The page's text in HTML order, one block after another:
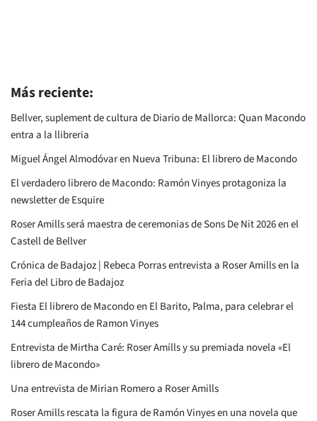
Más reciente:
Bellver, suplement de cultura de Diario de Mallorca: Quan Macondo
entra a la llibreria
Miguel Ángel Almodóvar en Nueva Tribuna: El librero de Macondo
El verdadero librero de Macondo: Ramón Vinyes protagoniza la
newsletter de Esquire
Roser Amills será maestra de ceremonias de Sons De Nit 2026 en el
Castell de Bellver
Crónica de Badajoz | Rebeca Porras entrevista a Roser Amills en la
Feria del Libro de Badajoz
Fiesta El librero de Macondo en El Barito, Palma, para celebrar el
144 cumpleaños de Ramon Vinyes
Entrevista de Mirtha Caré: Roser Amills y su premiada novela «El
librero de Macondo»
Una entrevista de Mirian Romero a Roser Amills
Roser Amills rescata la figura de Ramón Vinyes en una novela que